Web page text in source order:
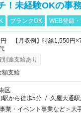
！未経験OKの事
ブランクOK WEB登録
【月収例】時給1,550円
別途支給あり
額支給
区
駅から徒歩5分 / 久屋大通
業・イベント事業など＞大